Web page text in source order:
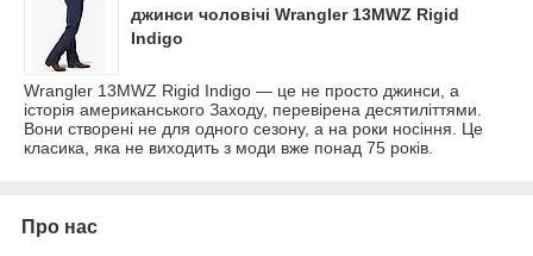
джинси чоловічі Wrangler 13MWZ Rigid
Indigo
Wrangler 13MWZ Rigid Indigo — це не просто джинси, а
історія американського Заходу, перевірена десятиліттями.
Вони створені не для одного сезону, а на роки носіння. Це
класика, яка не виходить з моди вже понад 75 років.
Про нас